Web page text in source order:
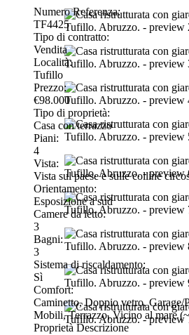
Numero Referenza:
TF4425
Tipo di contratto:
Vendita
Località:
Tufillo
Prezzo:
€98.000
Tipo di proprietà:
Casa con terrazzo
Piani:
4
Vista:
Vista sul paese e sulle colline
Orientamento:
Esposizione a sud
Camere da letto:
3
Bagni:
3
Sistema di riscaldamento:
Sì
Comfort:
Caminetto, Doppio vetro, Garage/
Mobili, Terrazzo, Vicino al mare
Proprietà Descrizione